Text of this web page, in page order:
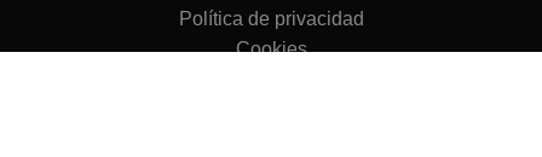
Política de privacidad
Cookies